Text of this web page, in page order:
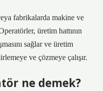
fabrikalarda makine ve
üretim hattının
sağlar ve üretim
ve çözmeye çalışır.
ne demek?